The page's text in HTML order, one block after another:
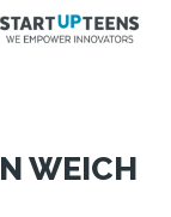
WEICH